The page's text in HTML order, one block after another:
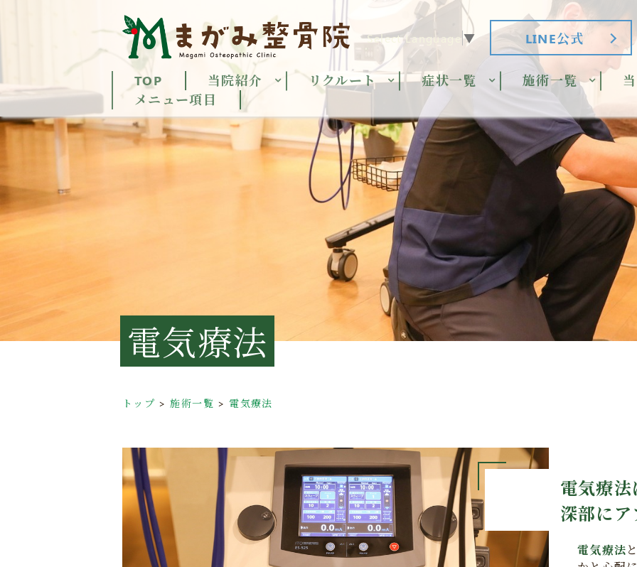
Select Language ▼ LINE公式
TOP 当院紹介 リクルート 症状一覧 施術一覧
メニュー項目
電気療法
トップ 施術一覧 電気療法
電気療
深部に
電気療法